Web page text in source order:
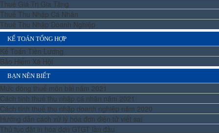
Thuế Giá Trị Gia Tăng
Thuế Thu Nhập Cá Nhân
Thuế Thu Nhập Doanh Nghiệp
KẾ TOÁN TỔNG HỢP
Kế Toán Tiền Lương
Bảo Hiểm Xã Hội
BẠN NÊN BIẾT
Mức đóng thuế môn bài năm 2021
Cách tính thuế thu nhập cá nhân năm 2021
Cách tính thuế thu nhập doanh nghiệp năm 2020
Hướng dẫn cách xử lý hóa đơn điện tử viết sai
Thủ tục đặt in hóa đơn GTGT lần đầu